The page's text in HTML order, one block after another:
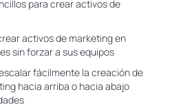
para crear activos de
activos de marketing en
sin forzar a sus equipos
fácilmente la creación de
hacia arriba o hacia abajo